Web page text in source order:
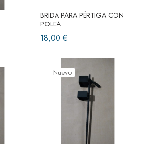
BRIDA PARA PÉRTIGA CON
POLEA
18,00 €
Nuevo